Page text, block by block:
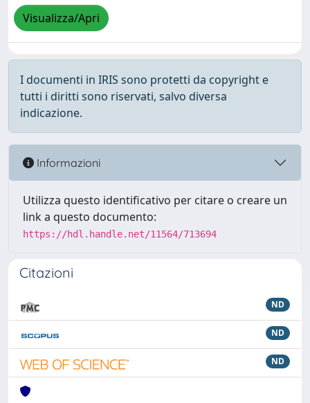
Visualizza/Apri
I documenti in IRIS sono protetti da copyright e
tutti i diritti sono riservati, salvo diversa
indicazione.
Informazioni
Utilizza questo identificativo per citare o creare un
link a questo documento:
https://hdl.handle.net/11564/713694
Citazioni
ND
ND
ND